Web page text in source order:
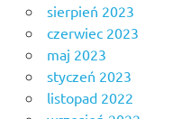
sierpień 2023
czerwiec 2023
maj 2023
styczeń 2023
listopad 2022